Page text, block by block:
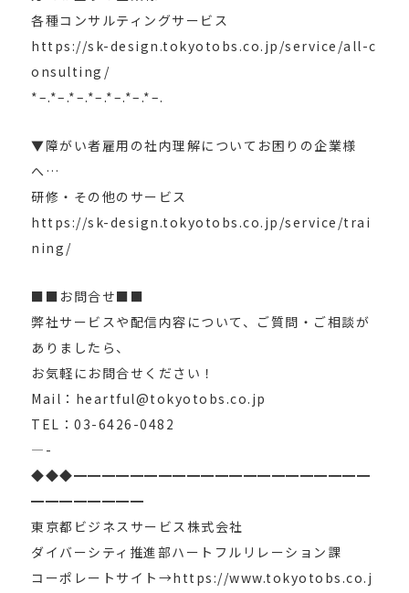
各種コンサルティングサービス
https://sk-design.tokyotobs.co.jp/service/all-c
onsulting/
*–.*–.*–.*–.*–.*–.*–.
▼障がい者雇用の社内理解についてお困りの企業様
へ…
研修・その他のサービス
https://sk-design.tokyotobs.co.jp/service/trai
ning/
■■お問合せ■■
弊社サービスや配信内容について、ご質問・ご相談が
ありましたら、
お気軽にお問合せください！
Mail：heartful@tokyotobs.co.jp
TEL：03-6426-0482
—-
◆◆◆━━━━━━━━━━━━━━━━━━━━━
━━━━━━━━
東京都ビジネスサービス株式会社
ダイバーシティ推進部ハートフルリレーション課
コーポレートサイト→https://www.tokyotobs.co.j